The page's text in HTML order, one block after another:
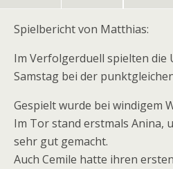
Spielbericht von Matthias:
Im Verfolgerduell spielten die
Samstag bei der
Gespielt wurde bei windigem
Im Tor stand erstmals Anina,
sehr gut gemacht.
Auch Cemile hatte ihren